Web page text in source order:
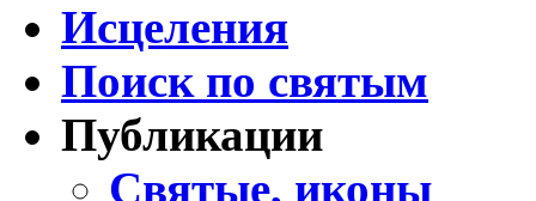
Исцеления
Поиск по святым
Публикации
Святые, иконы